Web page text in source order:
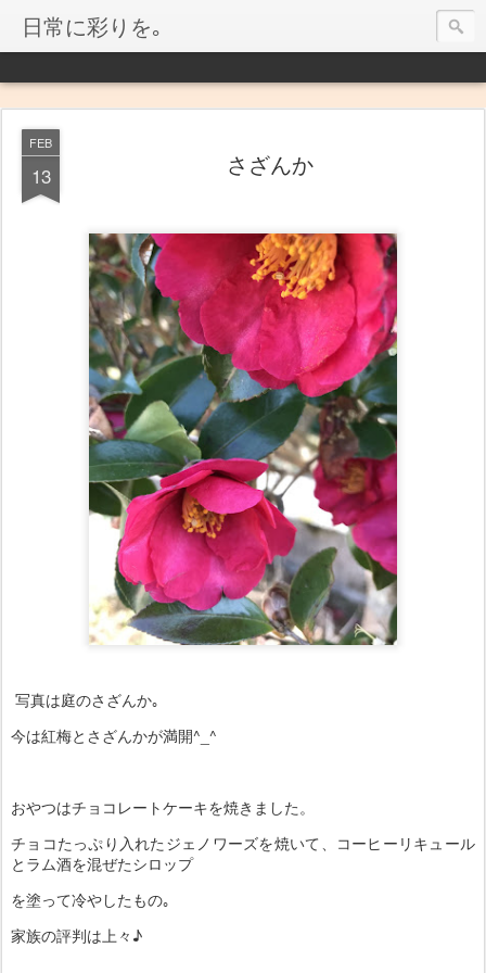
日常に彩りを｡
FEB
13 さざんか
写真は庭のさざんか｡
今は紅梅とさざんかが満開^_^
おやつはチョコレートケーキを焼きました。
チョコたっぷり入れたジェノワーズを焼いて、コーヒーリキュール
とラム酒を混ぜたシロップ
を塗って冷やしたもの｡
家族の評判は上々♪